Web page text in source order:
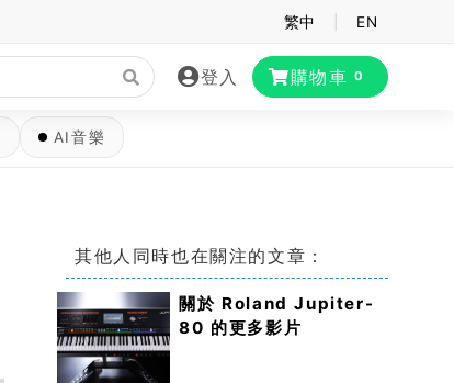
繁中 EN
登入 購物車 0
AI音樂
其他人同時也在關注的文章：
關於 Roland Jupiter-
80 的更多影片